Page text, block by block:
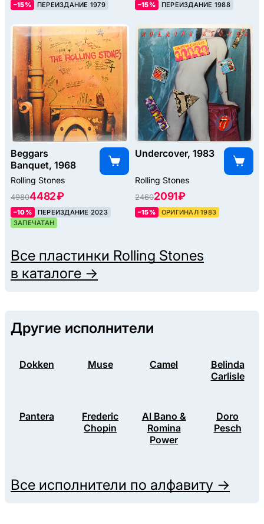
–15% ПЕРЕИЗДАНИЕ 1979 –15% ПЕРЕИЗДАНИЕ 1988
Beggars
Banquet, 1968
Rolling Stones
49804482 ₽
–10%
ПЕРЕИЗДАНИЕ 2023
ЗАПЕЧАТАН
Undercover, 1983
Rolling Stones
24602091 ₽
–15% ОРИГИНАЛ 1983
Все пластинки Rolling Stones
в каталоге →
Другие исполнители
Dokken Muse Camel
Belinda
Carlisle
Pantera
Frederic
Chopin
Al Bano &
Romina
Power
Doro
Pesch
Все исполнители по алфавиту →